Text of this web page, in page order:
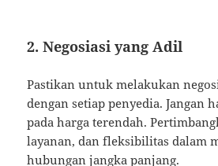
2. Negosiasi yang Adil
Pastikan untuk melakukan
dengan setiap penyedia. Jangan
pada harga terendah.
layanan, dan fleksibilitas dalam
hubungan jangka panjang.